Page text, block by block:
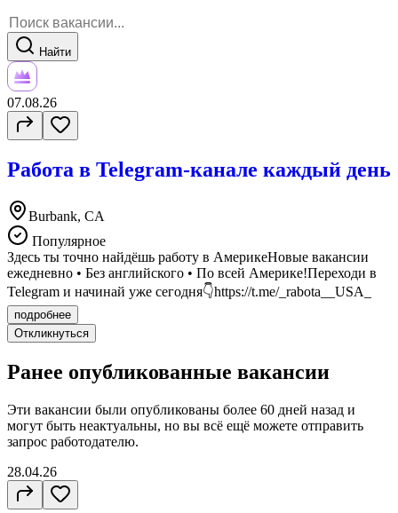
Найти
07.08.26
Работа в Telegram-канале каждый день
Burbank, CA
Популярное
Здесь ты точно найдёшь работу в АмерикеНовые вакансии
ежедневно • Без английского • По всей Америке!Переходи в
Telegram и начинай уже сегодня👇https://t.me/_rabota__USA_
подробнее
Откликнуться
Ранее опубликованные вакансии
Эти вакансии были опубликованы более 60 дней назад и
могут быть неактуальны, но вы всё ещё можете отправить
запрос работодателю.
28.04.26